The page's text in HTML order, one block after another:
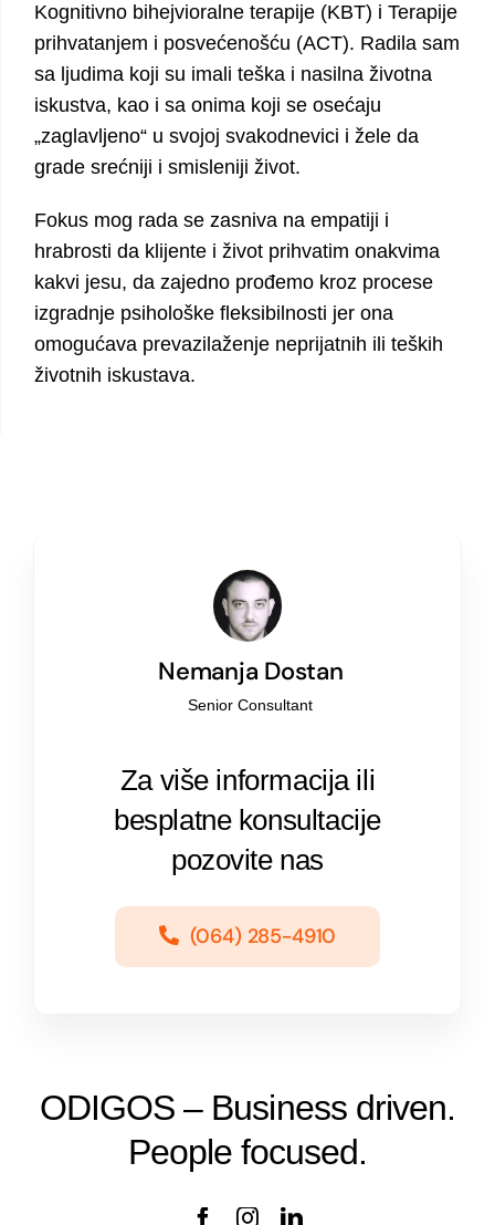
Kognitivno bihejvioralne terapije (KBT) i Terapije
prihvatanjem i posvećenošću (ACT). Radila sam
sa ljudima koji su imali teška i nasilna životna
iskustva, kao i sa onima koji se osećaju
„zaglavljeno“ u svojoj svakodnevici i žele da
grade srećniji i smisleniji život.
Fokus mog rada se zasniva na empatiji i
hrabrosti da klijente i život prihvatim onakvima
kakvi jesu, da zajedno prođemo kroz procese
izgradnje psihološke fleksibilnosti jer ona
omogućava prevazilaženje neprijatnih ili teških
životnih iskustava.
Nemanja Dostan
Senior Consultant
Za više informacija ili
besplatne konsultacije
pozovite nas
(064) 285-4910
ODIGOS – Business driven.
People focused.